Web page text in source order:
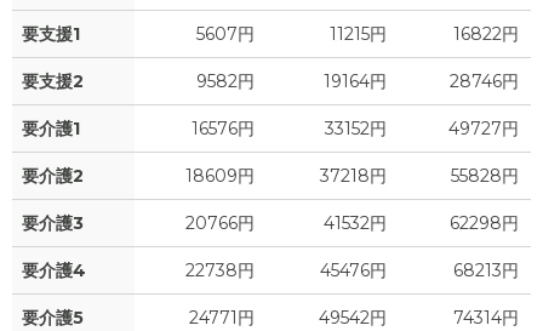
要支援1 5607円 11215円 16822円
要支援2 9582円 19164円 28746円
要介護1 16576円 33152円 49727円
要介護2 18609円 37218円 55828円
要介護3 20766円 41532円 62298円
要介護4 22738円 45476円 68213円
要介護5 24771円 49542円 74314円